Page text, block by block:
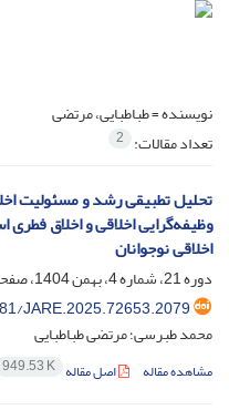
نویسنده =طباطبایی، مرتضی
تعداد مقالات: 2
تحلیل تطبیقی رشد و مسئولیت
وظیفه‌گرایی اخلاقی و اخلاق
اخلاقی نوجوانان
دوره 21، شماره 4، بهمن 1404، صفحه
JARE.2025.72653.2079
محمد طبرسی؛ مرتضی طباطبایی
مشاهده مقاله اصل مقاله 949.53 K